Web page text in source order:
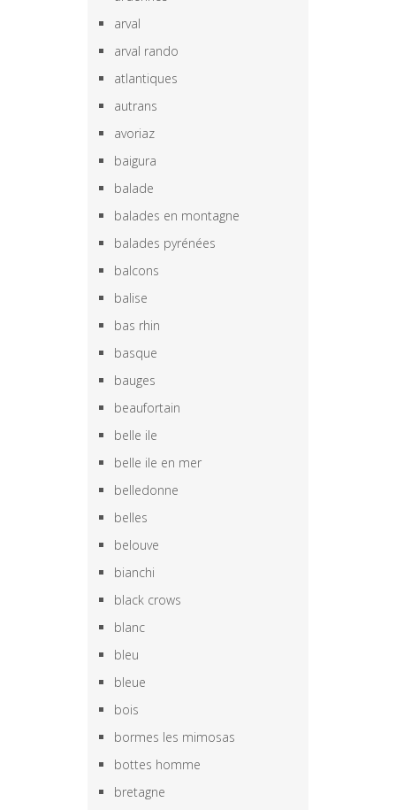
arval
arval rando
atlantiques
autrans
avoriaz
baigura
balade
balades en montagne
balades pyrénées
balcons
balise
bas rhin
basque
bauges
beaufortain
belle ile
belle ile en mer
belledonne
belles
belouve
bianchi
black crows
blanc
bleu
bleue
bois
bormes les mimosas
bottes homme
bretagne